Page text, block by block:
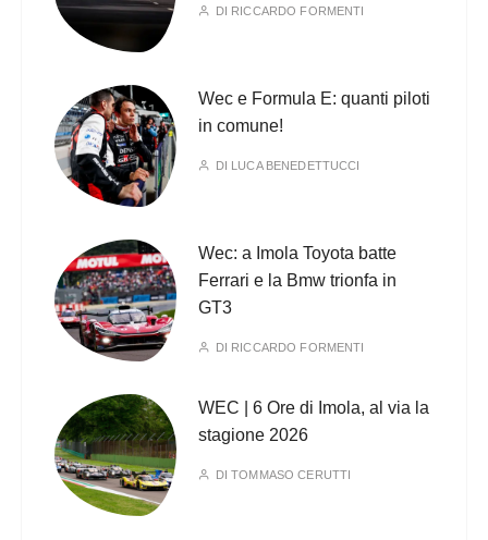
DI RICCARDO FORMENTI
Wec e Formula E: quanti piloti
in comune!
DI LUCA BENEDETTUCCI
Wec: a Imola Toyota batte
Ferrari e la Bmw trionfa in
GT3
DI RICCARDO FORMENTI
WEC | 6 Ore di Imola, al via la
stagione 2026
DITOMMASO CERUTTI